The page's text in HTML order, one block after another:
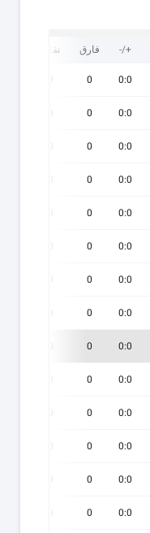
+/- فارق نقاط
0:0
0
0:0
0
0:0
0
0:0
0
0:0
0
0:0
0
0:0
0
0:0
0
0:0
0
0:0
0
0:0
0
0:0
0
0:0
0
0:0
0